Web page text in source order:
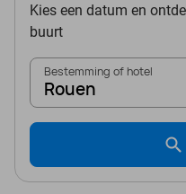
Kies een datum en
buurt
Bestemming of hotel
Rouen